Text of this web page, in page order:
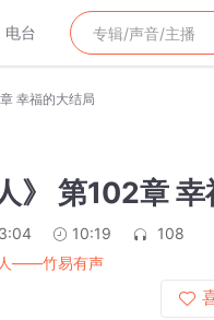
电台
幸福的大结局
》 第102章
10:19
108
——竹易有声